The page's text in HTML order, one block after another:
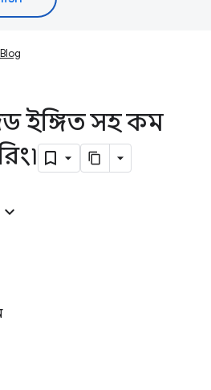
Blog
ইঙ্গিত সহ কম